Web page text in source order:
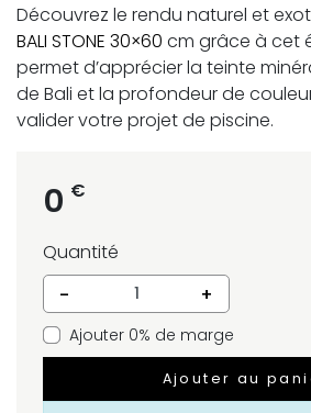
Découvrez le rendu naturel et
BALI STONE 30×60 cm grâce à cet
permet d’apprécier la teinte
de Bali et la profondeur de
valider votre projet de piscine.
0 €
Quantité
-
+
Ajouter 0% de marge
Ajouter au